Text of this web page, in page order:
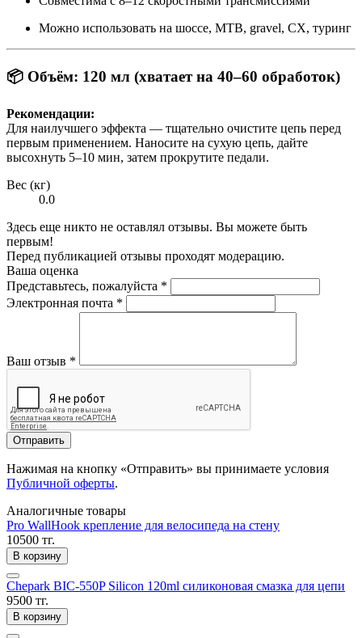
Можно использовать на шоссе, MTB, gravel, CX, туринг
📦 Объём: 120 мл (хватает на 40–60 обработок)
Рекомендации:
Для наилучшего эффекта — тщательно очистите цепь перед
первым применением. Наносите на сухую цепь, дайте
высохнуть 5–10 мин, затем прокрутите педали.
Вес (кг)
0.0
Здесь еще никто не оставлял отзывы. Вы можете быть
первым!
Перед публикацией отзывы проходят модерацию.
Ваша оценка
Представьтесь, пожалуйста *
Электронная почта *
Ваш отзыв *
Отправить
Нажимая на кнопку «Отправить» вы принимаете условия
Публичной оферты.
Аналогичные товары
Pro WallHook крепление для велосипеда на стену
10500 тг.
В корзину
Chepark BIC-550P Silicon 120ml силиконовая смазка для цепи
9500 тг.
В корзину